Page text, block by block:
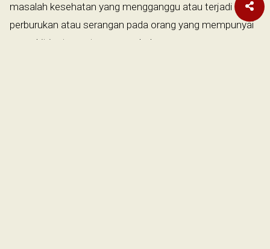
masalah kesehatan yang mengganggu atau terjadi
perburukan atau serangan pada orang yang mempunyai
penyakit jantung atau paru sebelumnya.